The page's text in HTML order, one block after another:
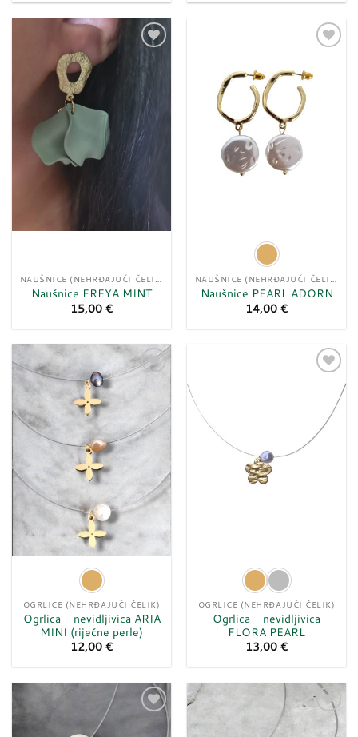
Dodaj
listu
želja
NAUŠNICE (NEHRĐAJUĆI ČELIK)
Naušnice FREYA MINT
15,00 €
NAUŠNICE (NEHRĐAJUĆI ČELIK)
Naušnice PEARL ADORN
14,00 €
želja
OGRLICE (NEHRĐAJUĆI ČELIK)
Ogrlica – nevidljivica ARIA
MINI (riječne perle)
12,00 €
listu
želja
OGRLICE (NEHRĐAJUĆI ČELIK)
Ogrlica – nevidljivica
FLORA PEARL
13,00 €
Dodaj
Dodaj